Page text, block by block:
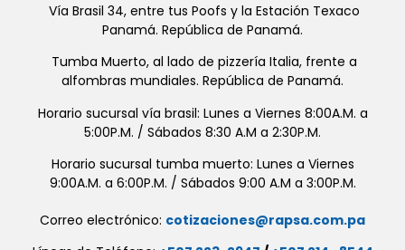
Vía Brasil 34, entre tus Poofs y la Estación Texaco
Panamá. República de Panamá.
Tumba Muerto, al lado de pizzería Italia, frente a
alfombras mundiales. República de Panamá.
Horario sucursal vía brasil: Lunes a Viernes 8:00A.M. a
5:00P.M. / Sábados 8:30 A.M a 2:30P.M.
Horario sucursal tumba muerto: Lunes a Viernes
9:00A.M. a 6:00P.M. / Sábados 9:00 A.M a 3:00P.M.
Correo electrónico: cotizaciones@rapsa.com.pa